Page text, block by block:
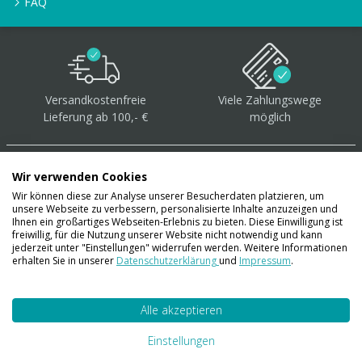
Versandkostenfreie
Lieferung ab 100,- €
Viele Zahlungswege
möglich
Über 40.000 Artikel auf
Lager
Wir verwenden Cookies
Wir können diese zur Analyse unserer Besucherdaten platzieren, um
unsere Webseite zu verbessern, personalisierte Inhalte anzuzeigen und
Ihnen ein großartiges Webseiten-Erlebnis zu bieten. Diese Einwilligung ist
freiwillig, für die Nutzung unserer Website nicht notwendig und kann
jederzeit unter "Einstellungen" widerrufen werden. Weitere Informationen
erhalten Sie in unserer Datenschutzerklärungund Impressum.
Alle akzeptieren
Einstellungen